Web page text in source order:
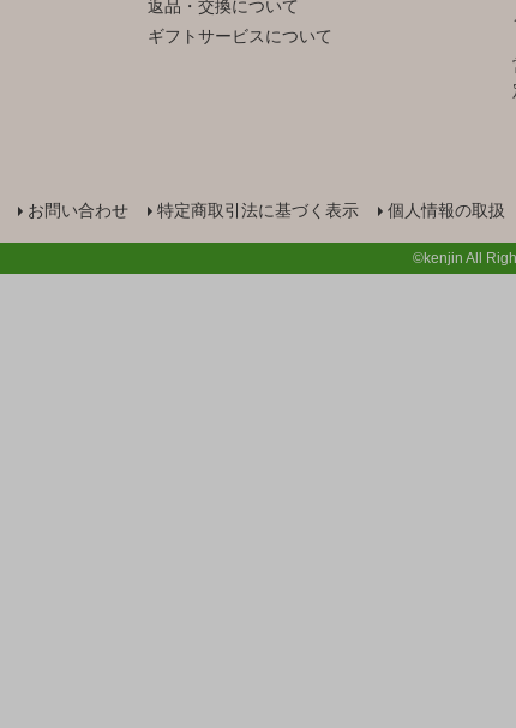
返品・交換について
ギフトサービスについて
お問い合わせ 特定商取引法に基づく表示 個人情報の取扱
©kenjin All